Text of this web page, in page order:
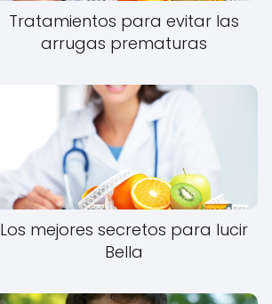
Tratamientos para evitar las
arrugas prematuras
Los mejores secretos para lucir
Bella